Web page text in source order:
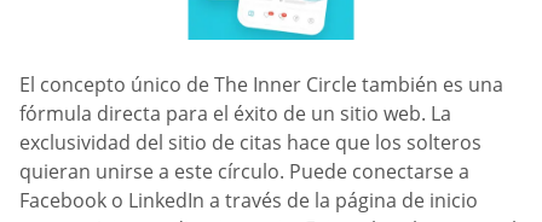
El concepto único de The Inner Circle también es una
fórmula directa para el éxito de un sitio web. La
exclusividad del sitio de citas hace que los solteros
quieran unirse a este círculo. Puede conectarse a
Facebook o LinkedIn a través de la página de inicio